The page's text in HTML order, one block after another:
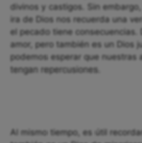
divinos y castigos. Sin
ira de Dios nos recuerda una
el pecado tiene consecuencias.
amor, pero también es un Dios
podemos esperar que nuestras
tengan repercusiones.
Al mismo tiempo, es útil